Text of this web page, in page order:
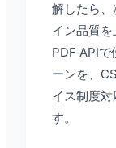
解したら
イン品質を
PDF APIで
ーンを、
イス制度
す。